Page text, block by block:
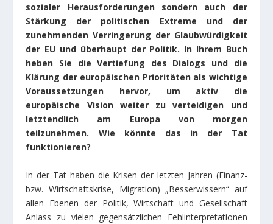
sozialer Herausforderungen sondern auch der
Stärkung der politischen Extreme und der
zunehmenden Verringerung der Glaubwürdigkeit
der EU und überhaupt der Politik. In Ihrem Buch
heben Sie die Vertiefung des Dialogs und die
Klärung der europäischen Prioritäten als wichtige
Voraussetzungen hervor, um aktiv die
europäische Vision weiter zu verteidigen und
letztendlich am Europa von morgen
teilzunehmen. Wie könnte das in der Tat
funktionieren?
In der Tat haben die Krisen der letzten Jahren (Finanz-
bzw. Wirtschaftskrise, Migration) „Besserwissern“ auf
allen Ebenen der Politik, Wirtschaft und Gesellschaft
Anlass zu vielen gegensätzlichen Fehlinterpretationen